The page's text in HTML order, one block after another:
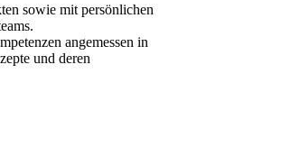
sowie mit persönlichen
angemessen in
und deren